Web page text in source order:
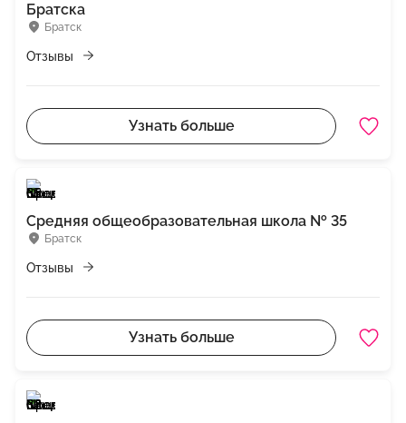
Братск
Братска
Отзывы
Узнать больше
Братск
Средняя общеобразовательная школа № 35
Отзывы
Узнать больше